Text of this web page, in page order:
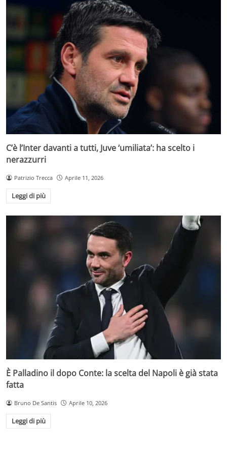
C’è l’Inter davanti a tutti, Juve ‘umiliata’: ha scelto i
nerazzurri
Patrizio Trecca Aprile 11, 2026
Leggi di più
È Palladino il dopo Conte: la scelta del Napoli è già stata
fatta
Bruno De Santis Aprile 10, 2026
Leggi di più